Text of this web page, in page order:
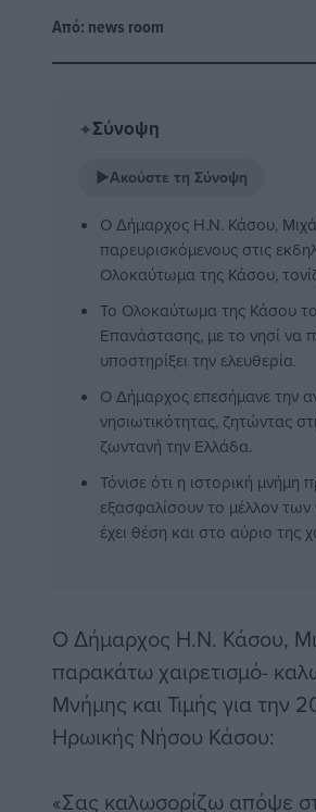
Από: news room
✦Σύνοψη
▶Ακούστε τη Σύνοψη
Ο Δήμαρχος Η.Ν. Κάσου,
παρευρισκόμενους στις
Ολοκαύτωμα της Κάσου,
Το Ολοκαύτωμα της Κάσου το
Επανάστασης, με το νησί να
υποστηρίξει την ελευθερία.
Ο Δήμαρχος επεσήμανε την
νησιωτικότητας, ζητώντας
ζωντανή την Ελλάδα.
Τόνισε ότι η ιστορική
εξασφαλίσουν το μέλλον
έχει θέση και στο αύριο της
Ο Δήμαρχος Η.Ν. Κάσου,
παρακάτω χαιρετισμό-
Μνήμης και Τιμής για την
Ηρωικής Νήσου Κάσου:
«Σας καλωσορίζω απόψε